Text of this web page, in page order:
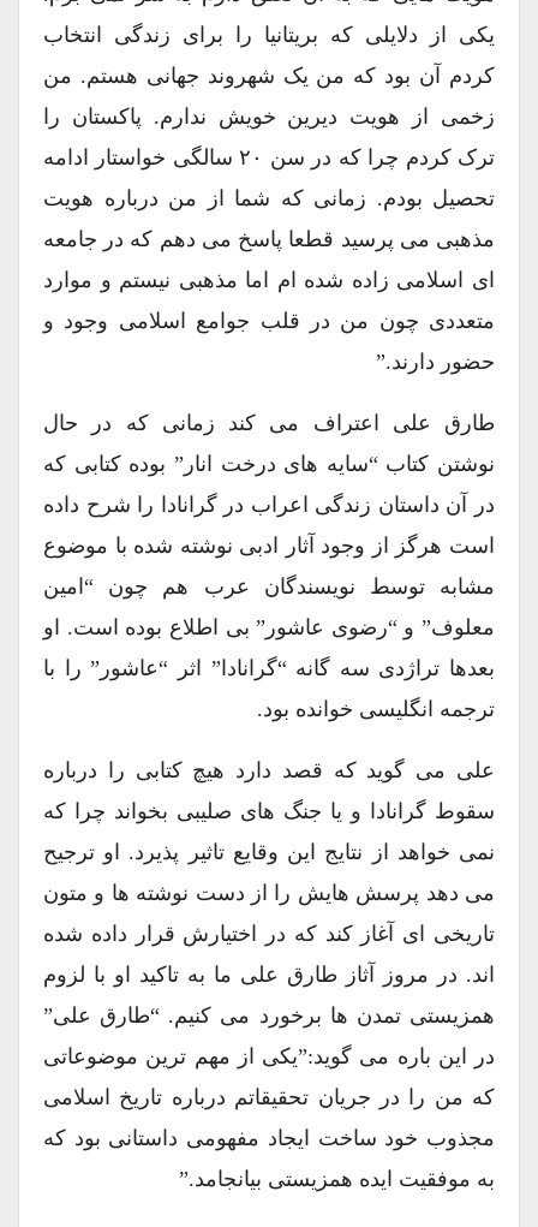
یکی از دلایلی که بریتانیا را برای زندگی انتخاب
کردم آن بود که من یک شهروند جهانی هستم. من
زخمی از هویت دیرین خویش ندارم. پاکستان را
ترک کردم چرا که در سن ۲۰ سالگی خواستار ادامه
تحصیل بودم. زمانی که شما از من درباره هویت
مذهبی می پرسید قطعا پاسخ می دهم که در جامعه
ای اسلامی زاده شده ام اما مذهبی نیستم و موارد
متعددی چون من در قلب جوامع اسلامی وجود و
حضور دارند.”
طارق علی اعتراف می کند زمانی که در حال
نوشتن کتاب “سایه های درخت انار” بوده کتابی که
در آن داستان زندگی اعراب در گرانادا را شرح داده
است هرگز از وجود آثار ادبی نوشته شده با موضوع
مشابه توسط نویسندگان عرب هم چون “امین
معلوف” و “رضوی عاشور” بی اطلاع بوده است. او
بعدها تراژدی سه گانه “گرانادا” اثر “عاشور” را با
ترجمه انگلیسی خوانده بود.
علی می گوید که قصد دارد هیچ کتابی را درباره
سقوط گرانادا و یا جنگ های صلیبی بخواند چرا که
نمی خواهد از نتایج این وقایع تاثیر پذیرد. او ترجیح
می دهد پرسش هایش را از دست نوشته ها و متون
تاریخی ای آغاز کند که در اختیارش قرار داده شده
اند. در مروز آثاز طارق علی ما به تاکید او با لزوم
همزیستی تمدن ها برخورد می کنیم. “طارق علی”
در این باره می گوید:”یکی از مهم ترین موضوعاتی
که من را در جریان تحقیقاتم درباره تاریخ اسلامی
مجذوب خود ساخت ایجاد مفهومی داستانی بود که
به موفقیت ایده همزیستی بیانجامد.”